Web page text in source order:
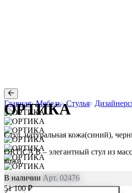
Главная Мебель Стулья
ОРТИКА
Стул, натуральная кожа(синий),
ORTICA B – элегантный стул из
кожи.
В наличии Арт. 02476
51 100 ₽